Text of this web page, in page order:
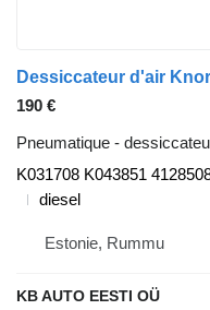
190 €
Pneumatique -
K031708 K043851
diesel
Estonie, Rummu
KB AUTO EESTI OÜ